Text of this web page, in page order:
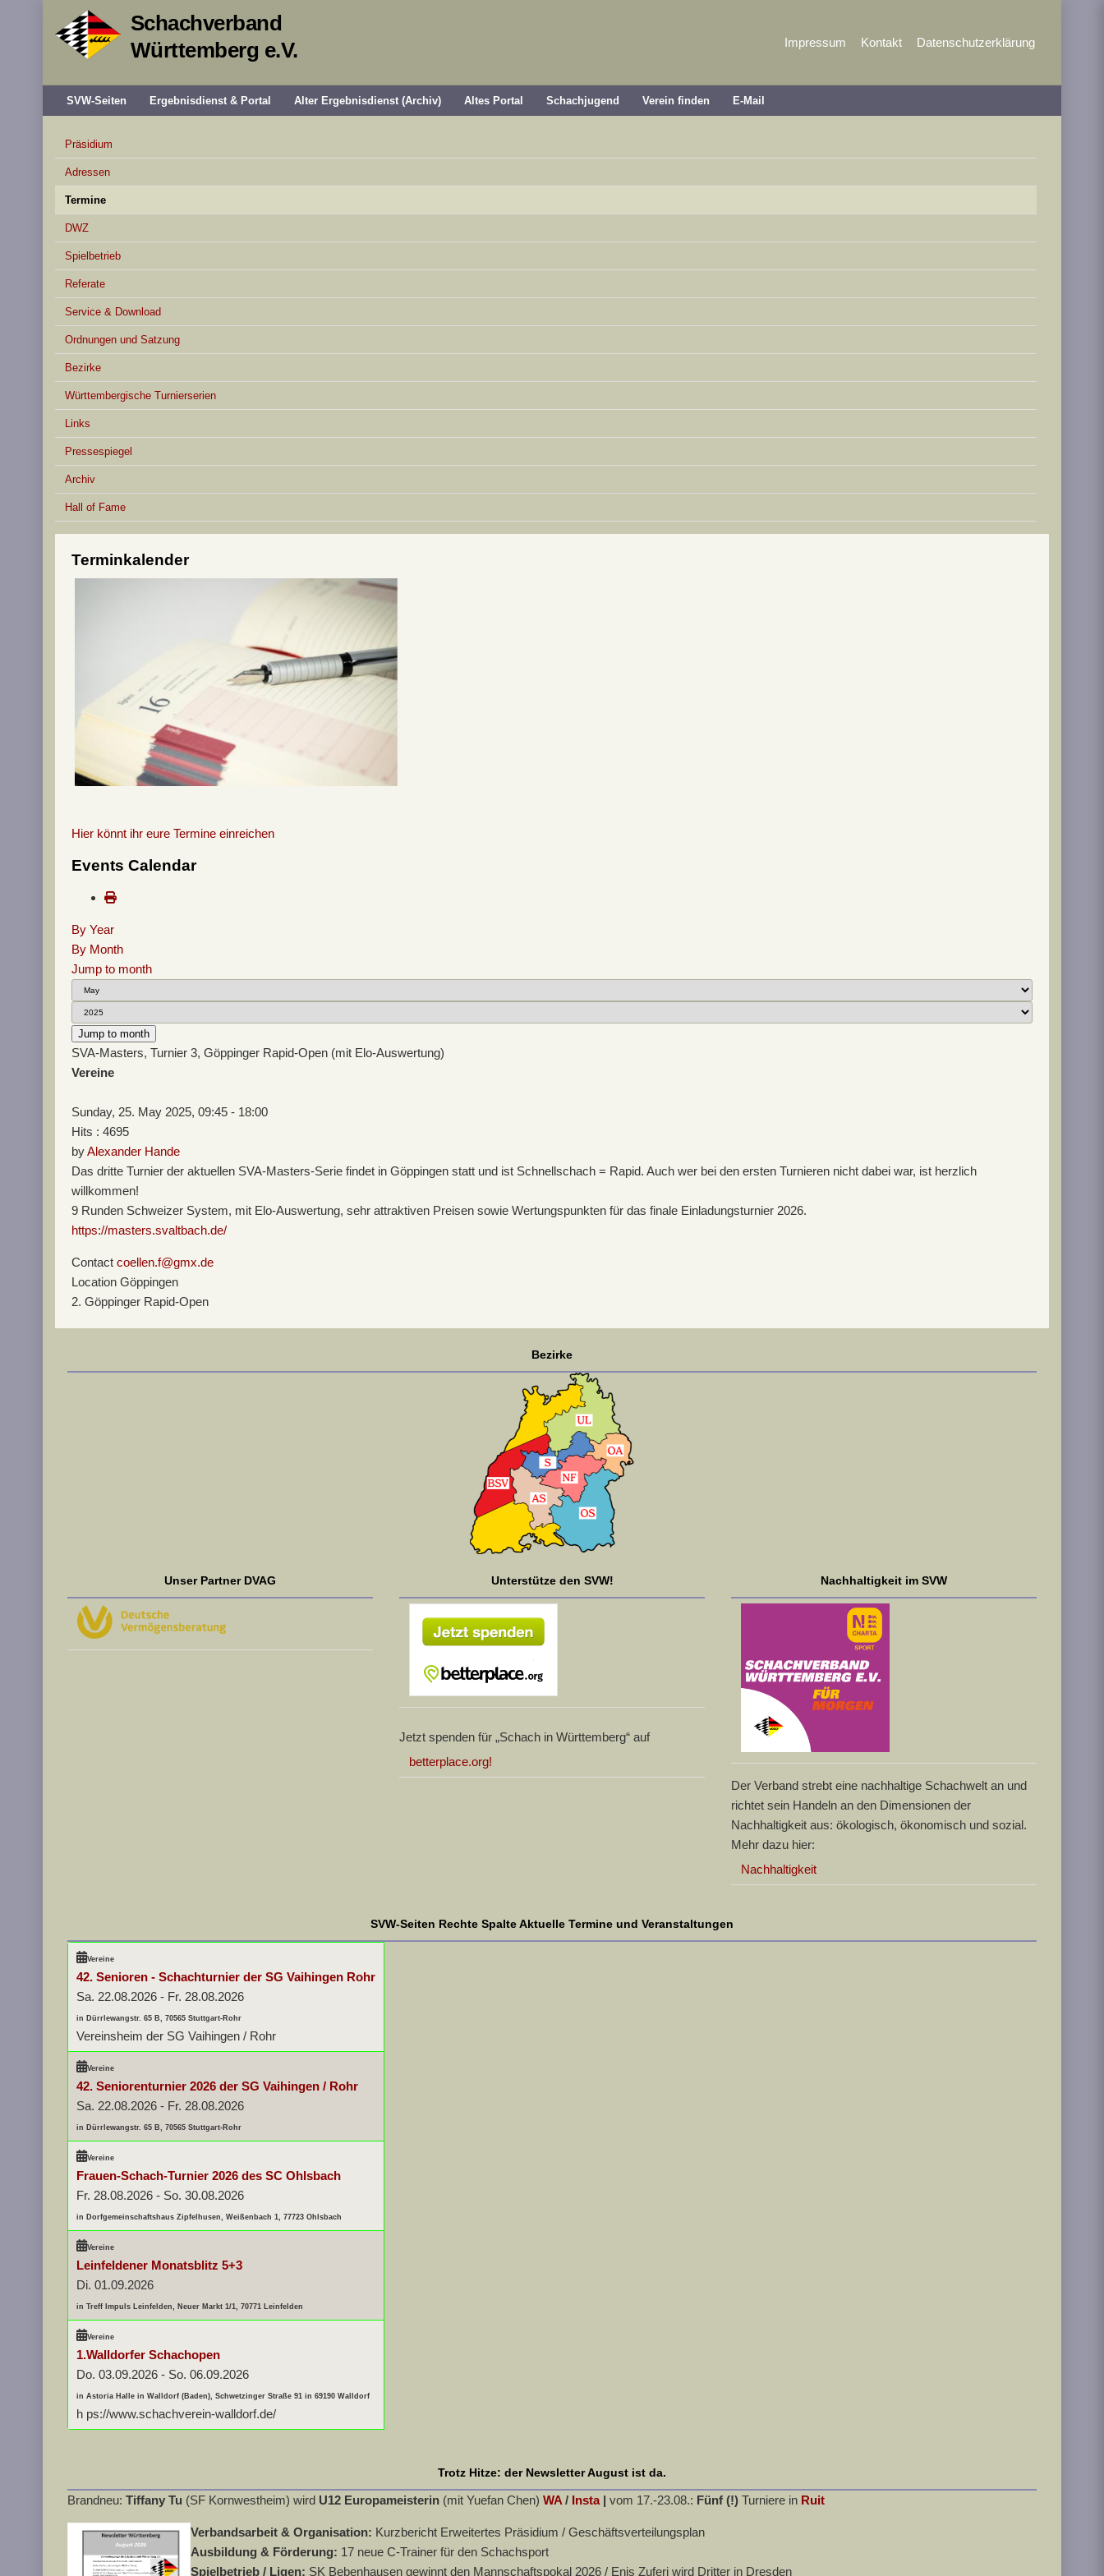
Schachverband
Württemberg e.V.
Impressum Kontakt Datenschutzerklärung
SVW-Seiten Ergebnisdienst & Portal Alter Ergebnisdienst (Archiv) Altes Portal Schachjugend Verein finden E-Mail
Präsidium
Adressen
Termine
DWZ
Spielbetrieb
Referate
Service & Download
Ordnungen und Satzung
Bezirke
Württembergische Turnierserien
Links
Pressespiegel
Archiv
Hall of Fame
Terminkalender
Hier könnt ihr eure Termine einreichen
Events Calendar
By Year
By Month
Jump to month
Jump to month
SVA-Masters, Turnier 3, Göppinger Rapid-Open (mit Elo-Auswertung)
Vereine
Sunday, 25. May 2025, 09:45 - 18:00
Hits : 4695
byAlexander Hande
Das dritte Turnier der aktuellen SVA-Masters-Serie findet in Göppingen statt und ist Schnellschach = Rapid. Auch wer bei den ersten Turnieren nicht dabei war, ist herzlich
willkommen!
9 Runden Schweizer System, mit Elo-Auswertung, sehr attraktiven Preisen sowie Wertungspunkten für das finale Einladungsturnier 2026.
https://masters.svaltbach.de/
Contact coellen.f@gmx.de
Location Göppingen
2. Göppinger Rapid-Open
Bezirke
Unser Partner DVAG Unterstütze den SVW!
Jetzt spenden für „Schach in Württemberg“ auf
betterplace.org!
Nachhaltigkeit im SVW
Der Verband strebt eine nachhaltige Schachwelt an und
richtet sein Handeln an den Dimensionen der
Nachhaltigkeit aus: ökologisch, ökonomisch und sozial.
Mehr dazu hier:
Nachhaltigkeit
SVW-Seiten Rechte Spalte Aktuelle Termine und Veranstaltungen
Vereine
42. Senioren - Schachturnier der SG Vaihingen Rohr
Sa. 22.08.2026 - Fr. 28.08.2026
in Dürrlewangstr. 65 B, 70565 Stuttgart-Rohr
Vereinsheim der SG Vaihingen / Rohr
Vereine
42. Seniorenturnier 2026 der SG Vaihingen / Rohr
Sa. 22.08.2026 - Fr. 28.08.2026
in Dürrlewangstr. 65 B, 70565 Stuttgart-Rohr
Vereine
Frauen-Schach-Turnier 2026 des SC Ohlsbach
Fr. 28.08.2026 - So. 30.08.2026
in Dorfgemeinschaftshaus Zipfelhusen, Weißenbach 1, 77723 Ohlsbach
Vereine
Leinfeldener Monatsblitz 5+3
Di. 01.09.2026
in Treff Impuls Leinfelden, Neuer Markt 1/1, 70771 Leinfelden
Vereine
1.Walldorfer Schachopen
Do. 03.09.2026 - So. 06.09.2026
in Astoria Halle in Walldorf (Baden), Schwetzinger Straße 91 in 69190 Walldorf
h ps://www.schachverein-walldorf.de/
Trotz Hitze: der Newsletter August ist da.
Brandneu: Tiffany Tu (SF Kornwestheim) wird U12 Europameisterin (mit Yuefan Chen) WA / Insta| vom 17.-23.08.: Fünf (!) Turniere in Ruit
Verbandsarbeit & Organisation: Kurzbericht Erweitertes Präsidium / Geschäftsverteilungsplan
Ausbildung & Förderung: 17 neue C-Trainer für den Schachsport
Spielbetrieb / Ligen: SK Bebenhausen gewinnt den Mannschaftspokal 2026 / Enis Zuferi wird Dritter in Dresden